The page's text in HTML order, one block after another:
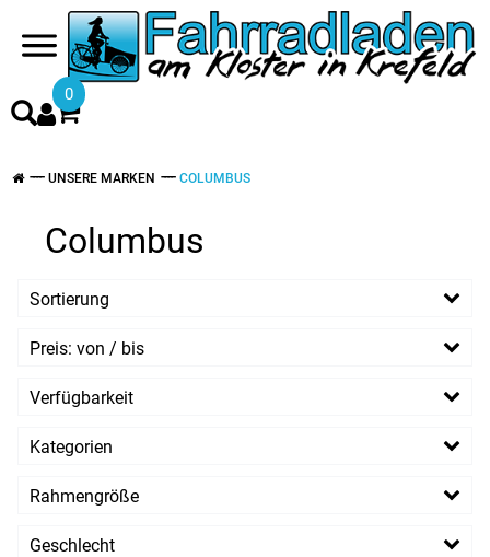
0
UNSERE MARKEN COLUMBUS
Columbus
Sortierung
Preis: von / bis
EUR
Verfügbarkeit
Kategorien
Hollandräder
Rahmengröße
47 cm
Geschlecht